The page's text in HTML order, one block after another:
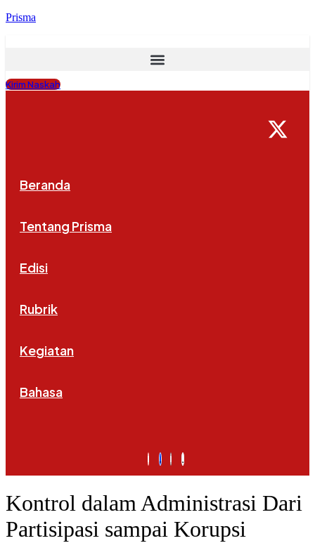
Prisma
Kirim Naskah
Beranda
Tentang Prisma
Edisi
Rubrik
Kegiatan
Bahasa
Kontrol dalam Administrasi Dari
Partisipasi sampai Korupsi